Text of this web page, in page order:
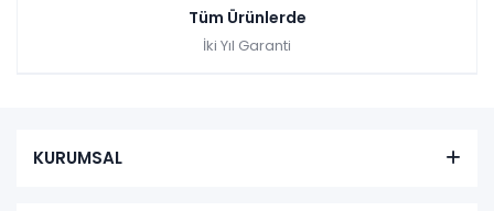
Tüm Ürünlerde
İki Yıl Garanti
KURUMSAL